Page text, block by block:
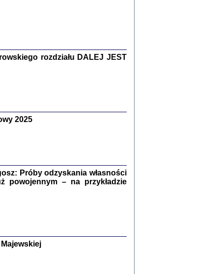
nr 15, R. 2019
Warszawa 2019
Engelking, Jan Grabowski
rozdziału DALEJ JEST
2025
Próby odzyskania własności
powojennym – na przykładzie